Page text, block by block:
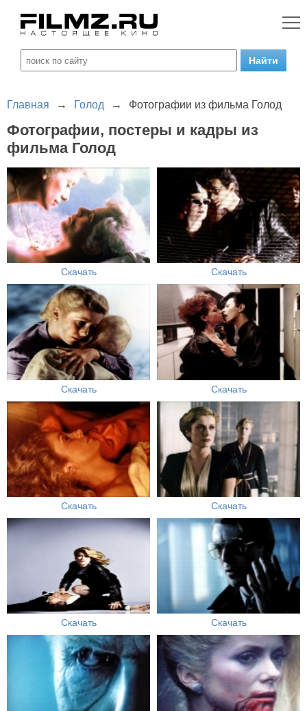
Главная → Голод → Фотографии из фильма Голод
Фотографии, постеры и кадры из
фильма Голод
Скачать Скачать
Скачать Скачать
Скачать Скачать
Скачать Скачать